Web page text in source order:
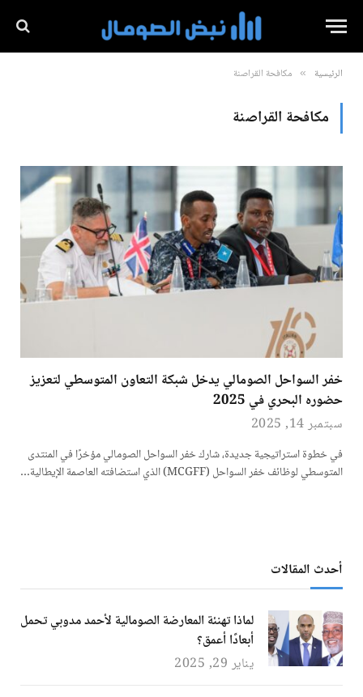
الرئيسية » مكافحة القراصنة
مكافحة القراصنة
خفر السواحل الصومالي يدخل شبكة التعاون المتوسطي لتعزيز
حضوره البحري في 2025
سبتمبر 14, 2025
في خطوة استراتيجية جديدة، شارك خفر السواحل الصومالي مؤخرًا في المنتدى
المتوسطي لوظائف خفر السواحل (MCGFF) الذي استضافته العاصمة الإيطالية…
أحدث المقالات
لماذا تهنئة المعارضة الصومالية لأحمد مدوبي تحمل
أبعادًا أعمق؟
يناير 29, 2025